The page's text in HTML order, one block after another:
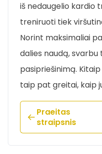
iš nedaugelio kardio
treniruoti tiek
Norint maksimaliai
dalies naudą,
pasipriešinimą.
taip pat greitai, kaip
Praeitas
straipsnis